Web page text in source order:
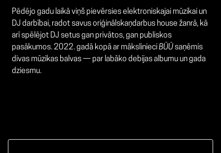
Pēdējo gadu laikā viņš pievērsies elektroniskajai mūzikai un
DJ darbībai, radot savus oriģinālskaņdarbus house žanrā, kā
arī spēlējot DJ setus gan privātos, gan publiskos
pasākumos. 2022. gadā kopā ar mākslinieciBŪŪ saņēmis
divas mūzikas balvas — par labāko debijas albumu un gada
dziesmu.